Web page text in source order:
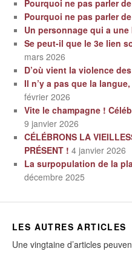
Pourquoi ne pas parler
Pourquoi ne pas parler
Un personnage qui a
Se peut-il que le 3e lien
mars 2026
D’où vient la violence
Il n’y a pas que la
février 2026
Vite le champagne !
9 janvier 2026
CÉLÉBRONS LA
PRÉSENT ! 4 janvier 2026
La surpopulation de la
décembre 2025
LES AUTRES ARTICLES
Une vingtaine d’articles